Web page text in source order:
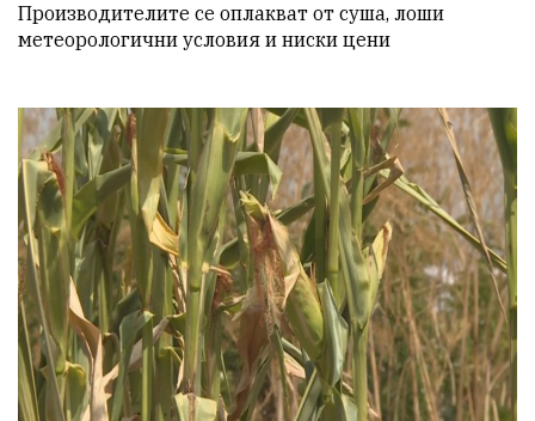
Производителите се оплакват от суша, лоши
метеорологични условия и ниски цени